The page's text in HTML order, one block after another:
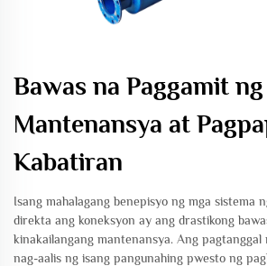
Bawas na Paggamit ng
Mantenansya at
Kabatiran
Isang mahalagang benepisyo ng mga sistema
direkta ang koneksyon ay ang drastikong
kinakailangang mantenansya. Ang
nag-aalis ng isang pangunahing pwesto ng